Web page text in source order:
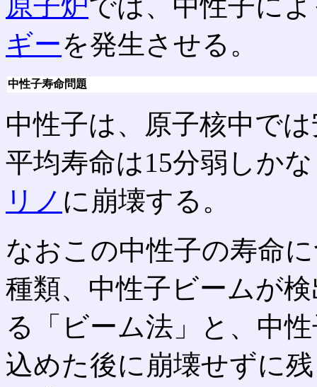
ギーを発生させる。
中性子寿命問題
中性子は、原子核中で
平均寿命は15分弱しか
リノ に崩壊する。
なおこの中性子の寿命
種類、中性子ビームが
る「ビーム法」と、中
込めた後に崩壊せずに